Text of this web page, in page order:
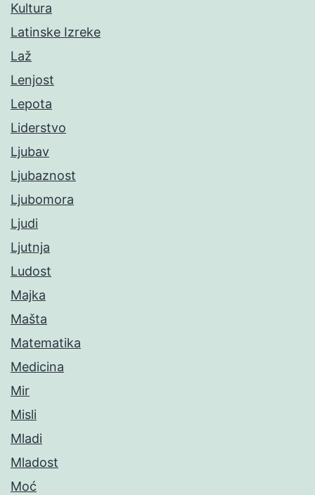
Kultura
Latinske Izreke
Laž
Lenjost
Lepota
Liderstvo
Ljubav
Ljubaznost
Ljubomora
Ljudi
Ljutnja
Ludost
Majka
Mašta
Matematika
Medicina
Mir
Misli
Mladi
Mladost
Moć